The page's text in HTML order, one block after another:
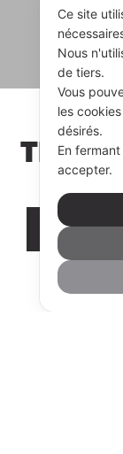
Ce site
Nous
de tiers.
Vous
les
désirés.
En
accepter.